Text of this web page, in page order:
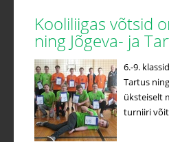
Kooliliigas võtsid
ning Jõgeva- ja
6.-9.
Tartus
üksteiselt
turniiri